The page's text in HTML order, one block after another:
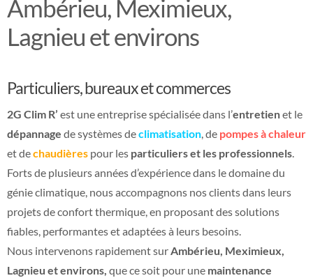
Ambérieu, Meximieux,
Lagnieu et environs
Particuliers, bureaux et commerces
2G Clim R’ est une entreprise spécialisée dans l’entretienet le
dépannage de systèmes declimatisation, de pompes à chaleur
et dechaudières pour les particuliers et les professionnels.
Forts de plusieurs années d’expérience dans le domaine du
génie climatique, nous accompagnons nos clients dans leurs
projets de confort thermique, en proposant des solutions
fiables, performantes et adaptées à leurs besoins.
Nous intervenons rapidement sur Ambérieu, Meximieux,
Lagnieu et environs, que ce soit pour une maintenance